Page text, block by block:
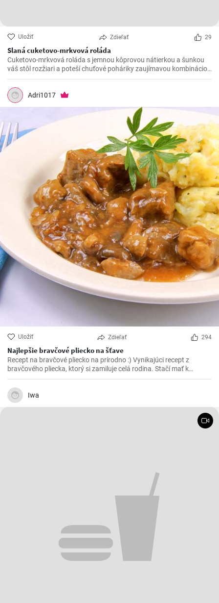
Uložiť Zdieľať 29
Slaná cuketovo-mrkvová roláda
Cuketovo-mrkvová roláda s jemnou kôprovou nátierkou a šunkou
váš stôl rozžiari a poteší chuťové poháriky zaujímavou kombináciou
chutí.
Adri1017
Uložiť Zdieľať 294
Najlepšie bravčové pliecko na šťave
Recept na bravčové pliecko na prírodno :) Vynikajúci recept z
bravčového pliecka, ktorý si zamiluje celá rodina. Stačí mať k
dispozícií pár ingrediencií a vynikajúce bravčové mäso na šťave je
na svete.
Iwa